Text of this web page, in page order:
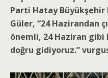
Parti Hatay Büyükşehir
Güler, “24 Hazirandan
önemli, 24 Haziran gibi
doğru gidiyoruz.”